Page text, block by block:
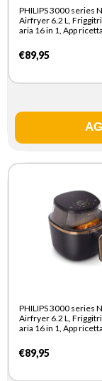
PHILIPS 3000 series
Airfryer 6.2 L,
aria 16 in 1, App
€89,95
PHILIPS 3000 series
Airfryer 6.2 L,
aria 16 in 1, App
€89,95